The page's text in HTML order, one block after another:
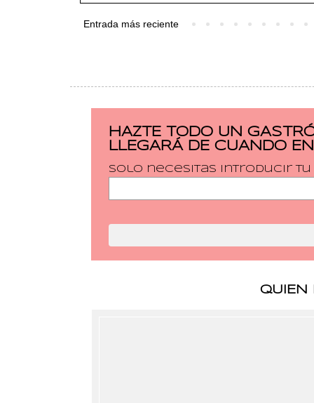
Entrada más reciente
HAZTE TODO UN
LLEGARÁ DE CUANDO
Solo necesitas introducir
QUIEN